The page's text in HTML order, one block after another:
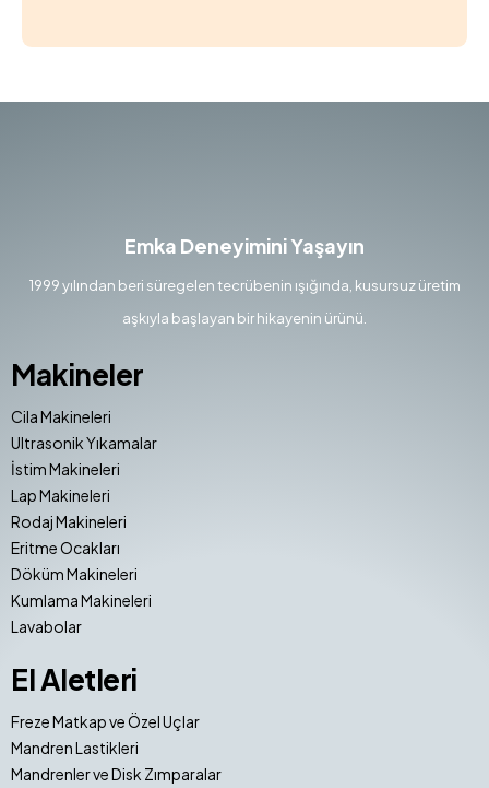
Emka Deneyimini Yaşayın
1999 yılından beri süregelen tecrübenin ışığında, kusursuz üretim
aşkıyla başlayan bir hikayenin ürünü.
Makineler
Cila Makineleri
Ultrasonik Yıkamalar
İstim Makineleri
Lap Makineleri
Rodaj Makineleri
Eritme Ocakları
Döküm Makineleri
Kumlama Makineleri
Lavabolar
El Aletleri
Freze Matkap ve Özel Uçlar
Mandren Lastikleri
Mandrenler ve Disk Zımparalar